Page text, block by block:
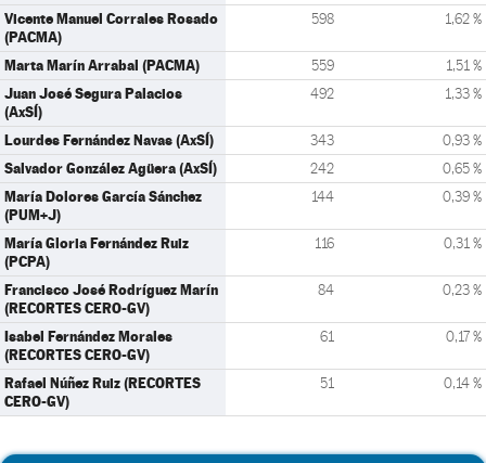
Vicente Manuel Corrales Rosado
(PACMA)
598 1,62 %
Marta Marín Arrabal (PACMA) 559 1,51 %
Juan José Segura Palacios
(AxSÍ)
492 1,33 %
Lourdes Fernández Navas (AxSÍ) 343 0,93 %
Salvador González Agüera (AxSÍ) 242 0,65 %
María Dolores García Sánchez
(PUM+J)
144 0,39 %
María Gloria Fernández Ruiz
(PCPA)
116 0,31 %
Francisco José Rodríguez Marín
(RECORTES CERO-GV)
84 0,23 %
Isabel Fernández Morales
(RECORTES CERO-GV)
61 0,17 %
Rafael Núñez Ruiz (RECORTES
CERO-GV)
51 0,14 %